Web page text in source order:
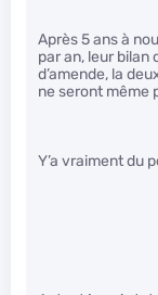
Après 5 ans à
par an, leur bilan
d’amende, la
ne seront même
Y’a vraiment du